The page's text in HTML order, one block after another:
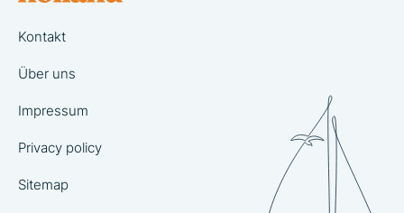
Kontakt
Über uns
Impressum
Privacy policy
Sitemap